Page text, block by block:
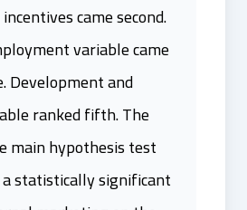
came second.
variable came
Development and
ranked fifth. The
main hypothesis test
statistically significant